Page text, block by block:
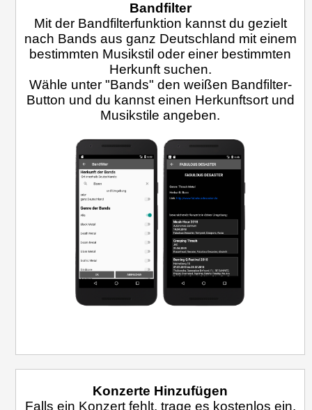
Bandfilter
Mit der Bandfilterfunktion kannst du gezielt
nach Bands aus ganz Deutschland mit einem
bestimmten Musikstil oder einer bestimmten
Herkunft suchen.
Wähle unter "Bands" den weißen Bandfilter-
Button und du kannst einen Herkunftsort und
Musikstile angeben.
Konzerte Hinzufügen
Falls ein Konzert fehlt, trage es kostenlos ein.